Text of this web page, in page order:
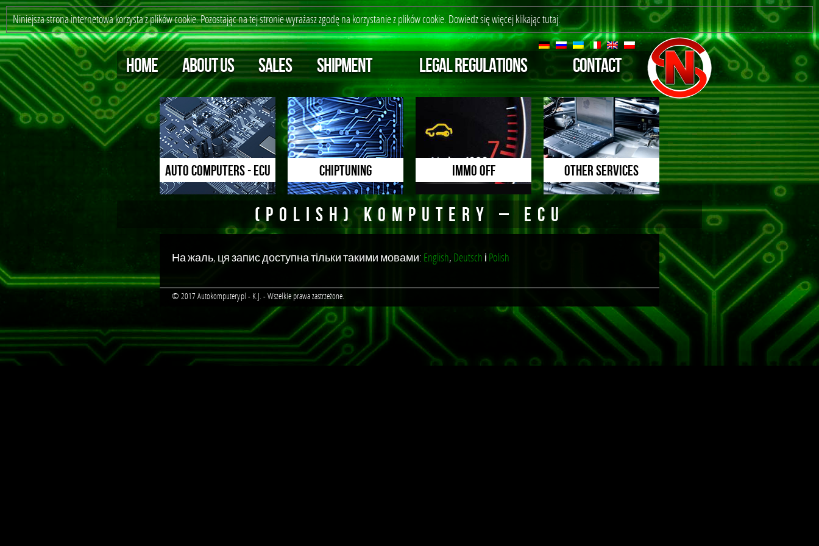
Niniejsza strona internetowa korzysta z plików cookie. Pozostając na tej stronie wyrażasz zgodę na korzystanie z plików cookie. Dowiedz się więcej klikając tutaj.
HOME ABOUT US SALES SHIPMENT LEGAL REGULATIONS CONTACT
AUTO COMPUTERS - ECU CHIPTUNING immo off OTHER SERVICES
(POLISH) KOMPUTERY – ECU
На жаль, ця запис доступна тільки такими мовами: English, Deutsch і Polish
© 2017 Autokomputery.pl - K.J. - Wszelkie prawa zastrzeżone.